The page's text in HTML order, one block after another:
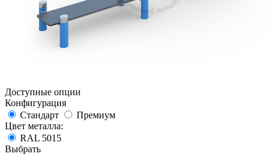
Доступные опции
Конфигурация
Стандарт
Премиум
Цвет металла:
RAL 5015
Выбрать